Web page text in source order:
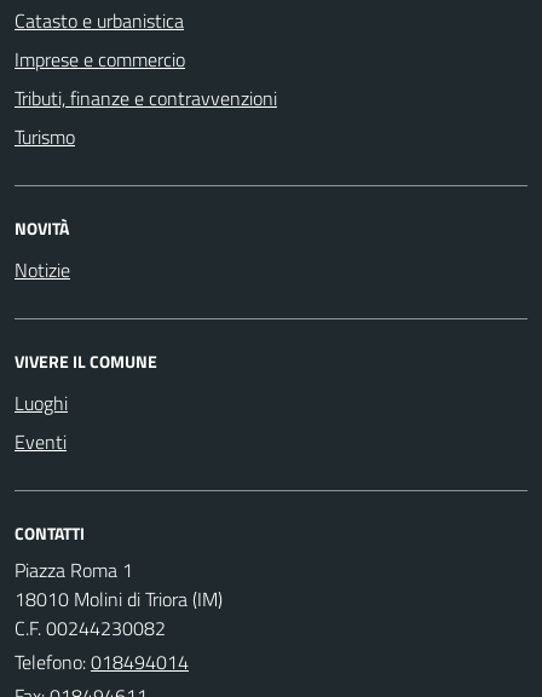
Catasto e urbanistica
Imprese e commercio
Tributi, finanze e contravvenzioni
Turismo
NOVITÀ
Notizie
VIVERE IL COMUNE
Luoghi
Eventi
CONTATTI
Piazza Roma 1
18010 Molini di Triora (IM)
C.F. 00244230082
Telefono:018494014